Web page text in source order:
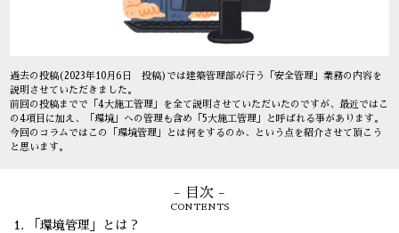
過去の投稿(2023年10月6日 投稿)では建築管理部が行う「安全管理」業務の内容を
説明させていただきました。
前回の投稿までで「4大施工管理」を全て説明させていただいたのですが、最近ではこ
の4項目に加え、「環境」への管理も含め「5大施工管理」と呼ばれる事があります。
今回のコラムではこの「環境管理」とは何をするのか、という点を紹介させて頂こう
と思います。
- 目次 -
CONTENTS
「環境管理」とは？